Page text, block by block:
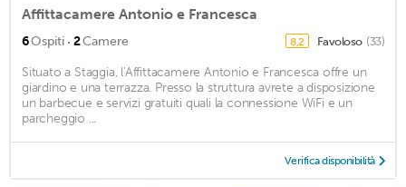
Affittacamere Antonio e Francesca
6Ospiti · 2Camere 8,2 Favoloso (33)
Situato a Staggia, l'Affittacamere Antonio e Francesca offre un
giardino e una terrazza. Presso la struttura avrete a disposizione
un barbecue e servizi gratuiti quali la connessione WiFi e un
parcheggio ...
Verifica disponibilità